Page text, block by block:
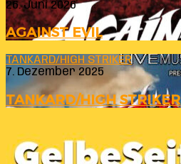
26. Juni 2026
AGAINST EVIL
TANKARD/HIGH STRIKER
7. Dezember 2025
TANKARD/HIGH STRIKER